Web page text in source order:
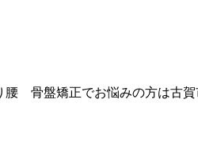
骨盤矯正でお悩みの方は古賀